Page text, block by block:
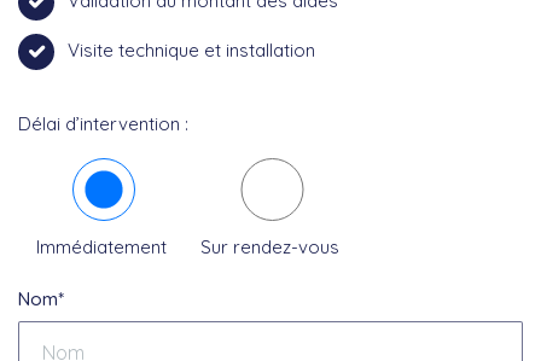
Visite technique et installation
Délai d’intervention :
Immédiatement Sur rendez-vous
Nom*